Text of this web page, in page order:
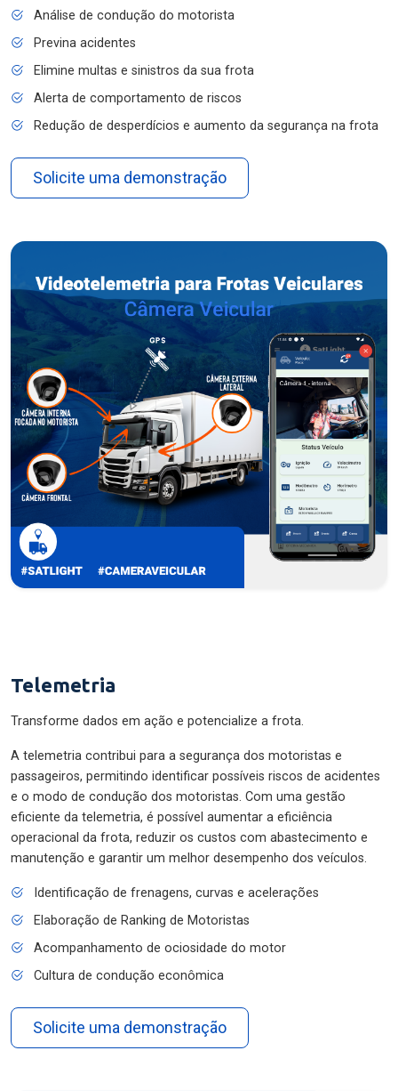
Análise de condução do motorista
Previna acidentes
Elimine multas e sinistros da sua frota
Alerta de comportamento de riscos
Redução de desperdícios e aumento da segurança na frota
Solicite uma demonstração
Telemetria
Transforme dados em ação e potencialize a frota.
A telemetria contribui para a segurança dos motoristas e
passageiros, permitindo identificar possíveis riscos de acidentes
e o modo de condução dos motoristas. Com uma gestão
eficiente da telemetria, é possível aumentar a eficiência
operacional da frota, reduzir os custos com abastecimento e
manutenção e garantir um melhor desempenho dos veículos.
Identificação de frenagens, curvas e acelerações
Elaboração de Ranking de Motoristas
Acompanhamento de ociosidade do motor
Cultura de condução econômica
Solicite uma demonstração